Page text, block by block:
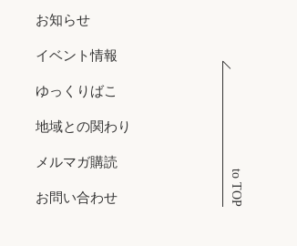
お知らせ
イベント情報
ゆっくりばこ
地域との関わり
メルマガ購読
お問い合わせ to TOP